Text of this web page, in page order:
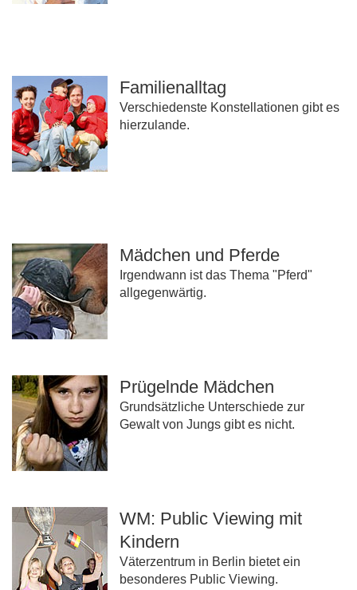
Familienalltag
Verschiedenste Konstellationen gibt es
hierzulande.
Mädchen und Pferde
Irgendwann ist das Thema "Pferd"
allgegenwärtig.
Prügelnde Mädchen
Grundsätzliche Unterschiede zur
Gewalt von Jungs gibt es nicht.
WM: Public Viewing mit
Kindern
Väterzentrum in Berlin bietet ein
besonderes Public Viewing.